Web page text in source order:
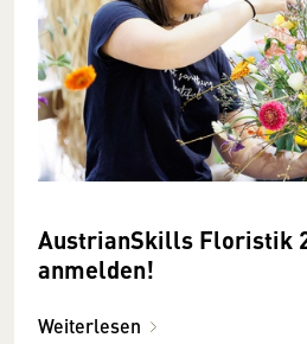
AustrianSkills Floristik
anmelden!
Weiterlesen